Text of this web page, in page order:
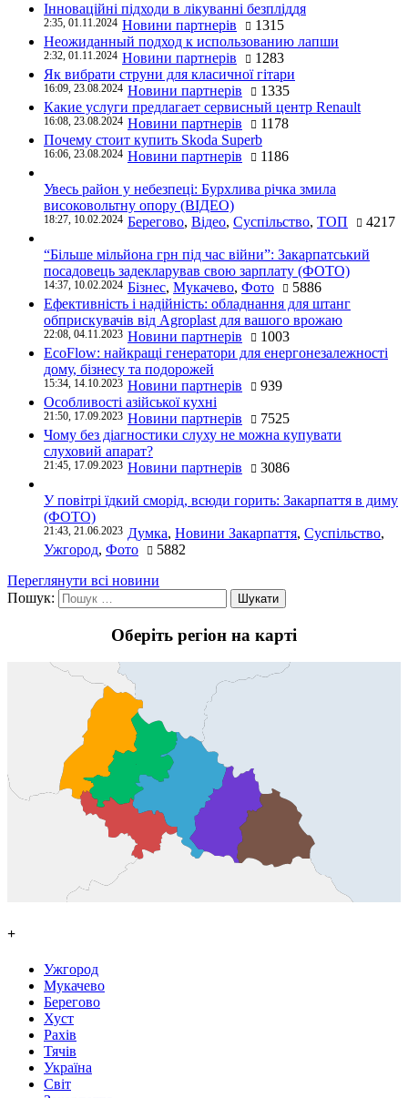
Інноваційні підходи в лікуванні безпліддя
2:35, 01.11.2024 Новини партнерів
1315
Неожиданный подход к использованию лапши
2:32, 01.11.2024 Новини партнерів
1283
Як вибрати струни для класичної гітари
16:09, 23.08.2024 Новини партнерів
1335
Какие услуги предлагает сервисный центр Renault
16:08, 23.08.2024 Новини партнерів
1178
Почему стоит купить Skoda Superb
16:06, 23.08.2024 Новини партнерів 1186
Увесь район у небезпеці: Бурхлива річка змила
високовольтну опору (ВІДЕО)
18:27, 10.02.2024 Берегово, Відео, Суспільство, ТОП 4217
“Більше мільйона грн під час війни”: Закарпатський
посадовець задекларував свою зарплату (ФОТО)
14:37, 10.02.2024 Бізнес, Мукачево, Фото
5886
Ефективність і надійність: обладнання для штанг
обприскувачів від Agroplast для вашого врожаю
22:08, 04.11.2023 Новини партнерів
1003
EcoFlow: найкращі генератори для енергонезалежності
дому, бізнесу та подорожей
15:34, 14.10.2023 Новини партнерів
939
Особливості азійської кухні
21:50, 17.09.2023 Новини партнерів
7525
Чому без діагностики слуху не можна купувати
слуховий апарат?
21:45, 17.09.2023 Новини партнерів 3086
У повітрі їдкий сморід, всюди горить: Закарпаття в диму
(ФОТО)
21:43, 21.06.2023 Думка, Новини Закарпаття, Суспільство,
Ужгород, Фото
5882
Переглянути всі новини
Пошук:
Оберіть регіон на карті
+
Ужгород
Мукачево
Берегово
Хуст
Рахів
Тячів
Україна
Світ